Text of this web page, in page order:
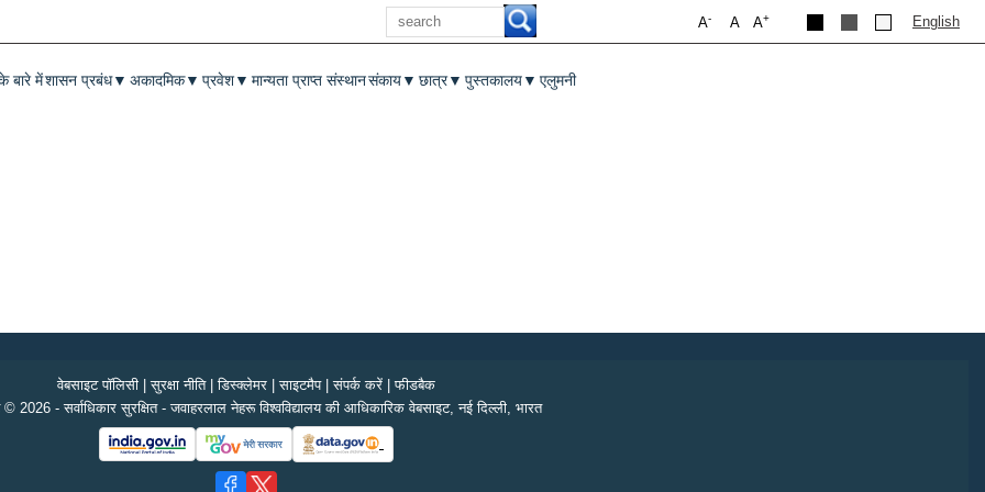
खोज
A+
A
A- English
बारे मेंशासन प्रबंध▼ अकादमिक▼ प्रवेश▼ मान्यता प्राप्त संस्थानसंकाय▼ छात्र▼ पुस्तकालय▼ एलुमनी
वेबसाइट पॉलिसी |सुरक्षा नीति|डिस्क्लेमर |साइटमैप|संपर्क करें |फीडबैक
© 2026 - सर्वाधिकार सुरक्षित - जवाहरलाल नेहरू विश्वविद्यालय की आधिकारिक वेबसाइट, नई दिल्ली, भारत